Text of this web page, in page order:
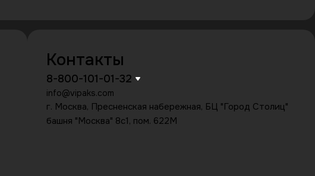
Контакты
8-800-101-01-32
info@vipaks.com
г. Москва, Пресненская набережная, БЦ "Город Столиц"
башня "Москва" 8с1, пом. 622М